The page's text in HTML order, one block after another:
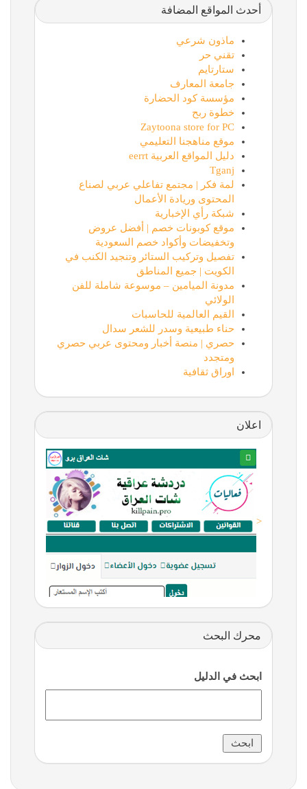
أحدث المواقع المضافة
ماذون شرعي
تقني حر
ستارتايم
جامعة المعارف
مؤسسة كود الحضارة
خطوة ربح
Zaytoona store for PC
موقع مناهجنا التعليمي
دليل المواقع العربية eerrt
Tganj
لمة فكر | مجتمع تفاعلي عربي لصناع
المحتوى وريادة الأعمال
شبكة رأي الإخبارية
موقع كوبونات خصم | أفضل عروض
وتخفيضات وأكواد خصم السعودية
تفصيل وتركيب الستائر وتنجيد الكنب في
الكويت | جميع المناطق
مدونة الميامين – موسوعة شاملة للفن
الولائي
القيم العالمية للحاسبات
حناء طبيعية وسدر للشعر سدال
حصري | منصة أخبار ومحتوى عربي حصري
ومتجدد
اوراق ثقافية
اعلان
<
محرك البحث
ابحث في الدليل